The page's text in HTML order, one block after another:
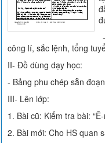
công lí, sắc lệnh, tổng
II- Đồ dùng dạy học:
- Bảng phu chép sẵn
III- Lên lớp:
1. Bài cũ: Kiểm tra bài:
2. Bài mới: Cho HS quan